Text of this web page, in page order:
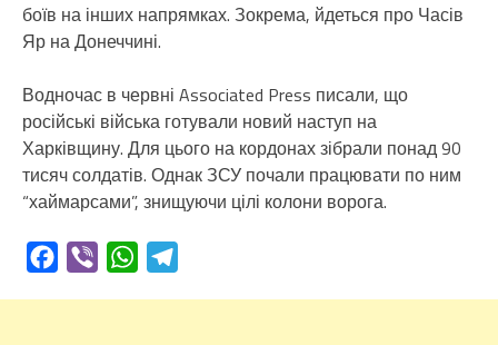
боїв на інших напрямках. Зокрема, йдеться про Часів
Яр на Донеччині.
Водночас в червні Associated Press писали, що
російські війська готували новий наступ на
Харківщину. Для цього на кордонах зібрали понад 90
тисяч солдатів. Однак ЗСУ почали працювати по ним
“хаймарсами”, знищуючи цілі колони ворога.
Facebook
Viber WhatsApp